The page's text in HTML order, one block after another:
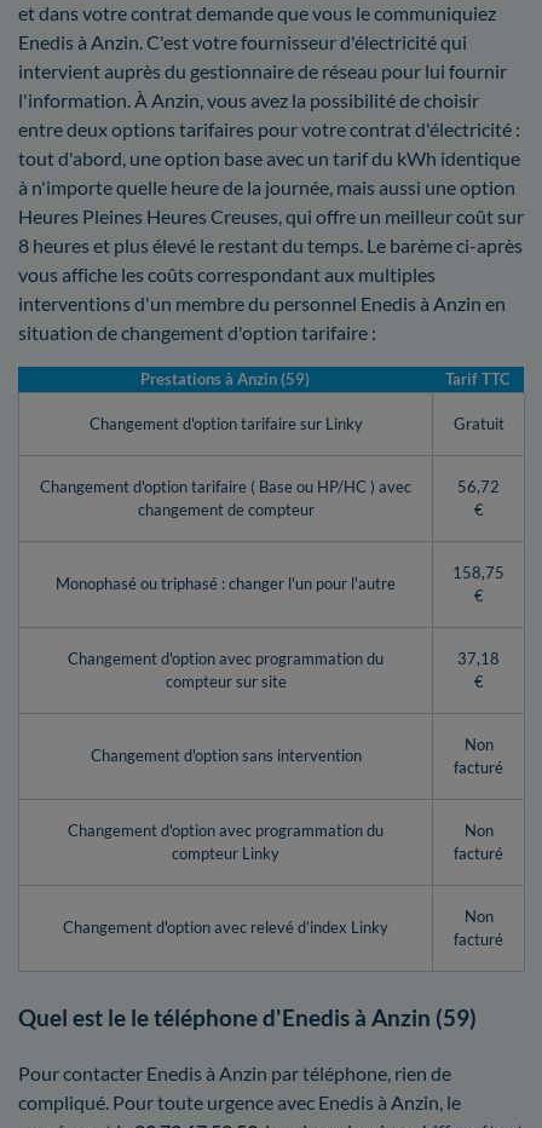
et dans votre contrat demande que vous le communiquiez
Enedis à Anzin. C'est votre fournisseur d'électricité qui
intervient auprès du gestionnaire de réseau pour lui fournir
l'information. À Anzin, vous avez la possibilité de choisir
entre deux options tarifaires pour votre contrat d'électricité :
tout d'abord, une option base avec un tarif du kWh identique
à n'importe quelle heure de la journée, mais aussi une option
Heures Pleines Heures Creuses, qui offre un meilleur coût sur
8 heures et plus élevé le restant du temps. Le barème ci-après
vous affiche les coûts correspondant aux multiples
interventions d'un membre du personnel Enedis à Anzin en
situation de changement d'option tarifaire :
Prestations à Anzin (59) Tarif TTC
Changement d'option tarifaire sur Linky Gratuit
Changement d'option tarifaire ( Base ou HP/HC ) avec
changement de compteur
56,72
€
Monophasé ou triphasé : changer l'un pour l'autre
158,75
€
Changement d'option avec programmation du
compteur sur site
37,18
€
Changement d'option sans intervention
Non
facturé
Changement d'option avec programmation du
compteur Linky
Non
facturé
Changement d'option avec relevé d’index Linky
Non
facturé
Quel est le le téléphone d'Enedis à Anzin (59)
Pour contacter Enedis à Anzin par téléphone, rien de
compliqué. Pour toute urgence avec Enedis à Anzin, le